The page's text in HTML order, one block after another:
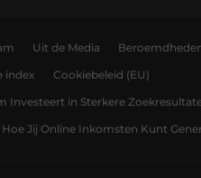
Uit de Media
index Cookiebeleid (EU)
Investeert in Sterkere
Jij Online Inkomsten Kunt